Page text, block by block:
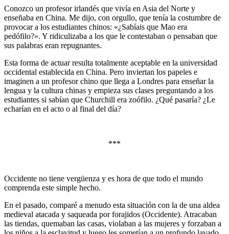
Conozco un profesor irlandés que vivía en Asia del Norte y
enseñaba en China. Me dijo, con orgullo, que tenía la costumbre de
provocar a los estudiantes chinos: «¿Sabíais que Mao era
pedófilo?». Y ridiculizaba a los que le contestaban o pensaban que
sus palabras eran repugnantes.
Esta forma de actuar resulta totalmente aceptable en la universidad
occidental establecida en China. Pero inviertan los papeles e
imaginen a un profesor chino que llega a Londres para enseñar la
lengua y la cultura chinas y empieza sus clases preguntando a los
estudiantes si sabían que Churchill era zoófilo. ¿Qué pasaría? ¿Le
echarían en el acto o al final del día?
***
Occidente no tiene vergüenza y es hora de que todo el mundo
comprenda este simple hecho.
En el pasado, comparé a menudo esta situación con la de una aldea
medieval atacada y saqueada por forajidos (Occidente). Atracaban
las tiendas, quemaban las casas, violaban a las mujeres y forzaban a